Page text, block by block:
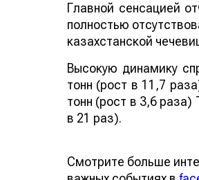
Главной сенсацией
полностью
казахстанской
Высокую динамику
тонн (рост в 11,7
тонн (рост в 3,6
в 21 раз).
Смотрите больше